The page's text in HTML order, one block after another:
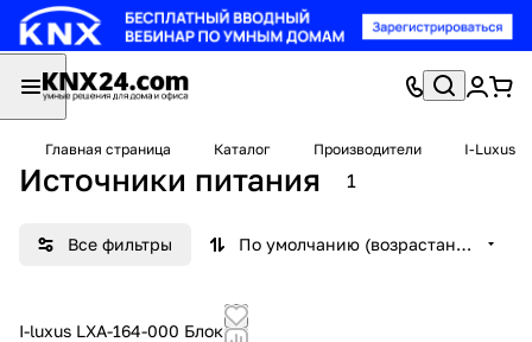
Главная страница Каталог Производители I-Luxus
Источники питания 1
Все фильтры По умолчанию (возрастание)
I-luxus LXA-164-000 Блок